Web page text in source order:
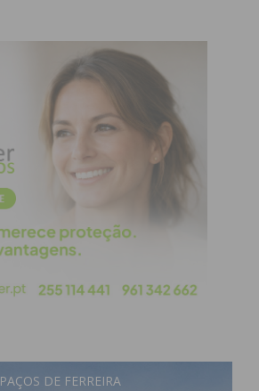
PAÇOS DE FERREIRA